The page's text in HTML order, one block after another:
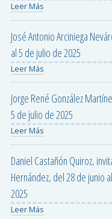
Leer Más
José Antonio Arciniega
al 5 de julio de 2025
Leer Más
Jorge René González
5 de julio de 2025
Leer Más
Daniel Castañón Quiroz,
Hernández, del 28 de junio
2025
Leer Más